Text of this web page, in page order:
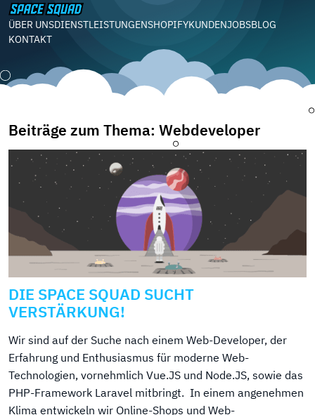
ÜBER UNSDIENSTLEISTUNGENSHOPIFYKUNDENJOBSBLOG
KONTAKT
Beiträge zum Thema: Webdeveloper
DIE SPACE SQUAD SUCHT
VERSTÄRKUNG!
Wir sind auf der Suche nach einem Web-Developer, der
Erfahrung und Enthusiasmus für moderne Web-
Technologien, vornehmlich Vue.JS und Node.JS, sowie das
PHP-Framework Laravel mitbringt. In einem angenehmen
Klima entwickeln wir Online-Shops und Web-